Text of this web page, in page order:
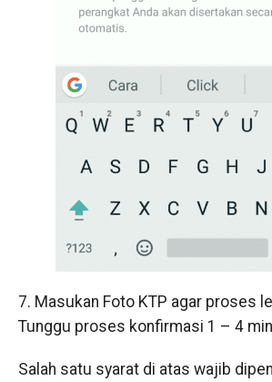
7. Masukan Foto KTP agar proses
Tunggu proses konfirmasi 1 – 4
Salah satu syarat di atas wajib